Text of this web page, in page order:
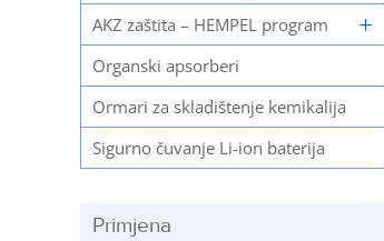
AKZ zaštita – HEMPEL program
Organski apsorberi
Ormari za skladištenje kemikalija
Sigurno čuvanje Li-ion baterija
Primjena